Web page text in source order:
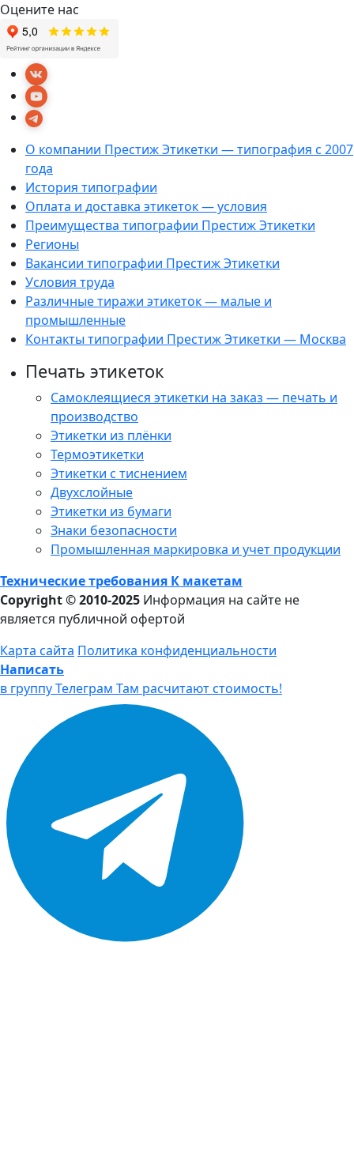
Оцените нас
О компании Престиж Этикетки — типография с 2007
года
История типографии
Оплата и доставка этикеток — условия
Преимущества типографии Престиж Этикетки
Регионы
Вакансии типографии Престиж Этикетки
Условия труда
Различные тиражи этикеток — малые и
промышленные
Контакты типографии Престиж Этикетки — Москва
Печать этикеток
Самоклеящиеся этикетки на заказ — печать и
производство
Этикетки из плёнки
Термоэтикетки
Этикетки с тиснением
Двухслойные
Этикетки из бумаги
Знаки безопасности
Промышленная маркировка и учет продукции
Технические требования К макетам
Copyright © 2010-2025 Информация на сайте не
является публичной офертой
Карта сайта Политика конфиденциальности
Написать
в группу Телеграм Там расчитают стоимость!